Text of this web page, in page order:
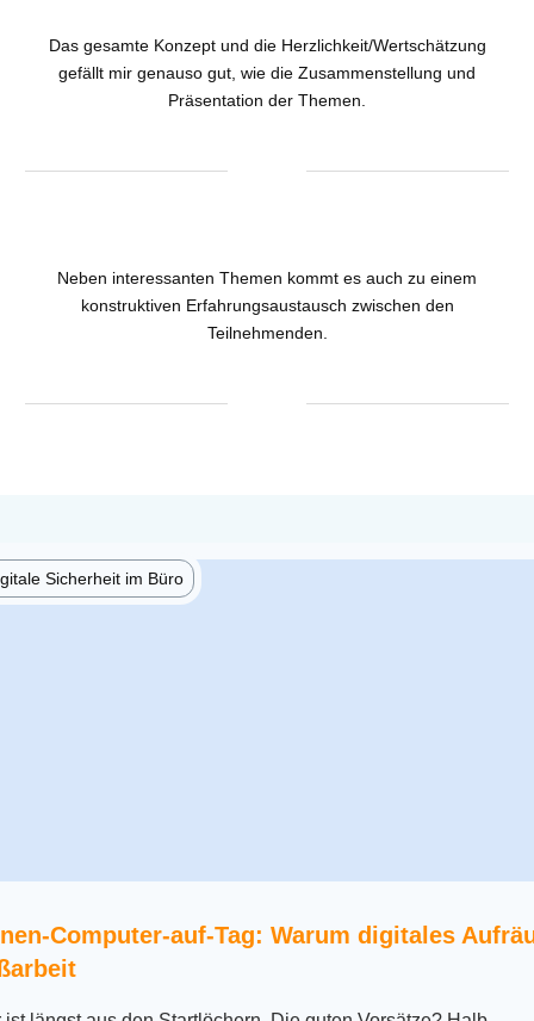
Das gesamte Konzept und die Herzlichkeit/Wertschätzung
gefällt mir genauso gut, wie die Zusammenstellung und
Präsentation der Themen.
Neben interessanten Themen kommt es auch zu einem
konstruktiven Erfahrungsaustausch zwischen den
Teilnehmenden.
Sicherheit im Büro
Computer-auf-Tag: Warum digitales